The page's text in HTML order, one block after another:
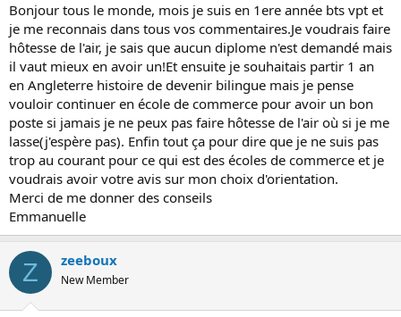
Bonjour tous le monde, mois je suis en 1ere année bts vpt et
je me reconnais dans tous vos commentaires.Je voudrais faire
hôtesse de l'air, je sais que aucun diplome n'est demandé mais
il vaut mieux en avoir un!Et ensuite je souhaitais partir 1 an
en Angleterre histoire de devenir bilingue mais je pense
vouloir continuer en école de commerce pour avoir un bon
poste si jamais je ne peux pas faire hôtesse de l'air où si je me
lasse(j'espère pas). Enfin tout ça pour dire que je ne suis pas
trop au courant pour ce qui est des écoles de commerce et je
voudrais avoir votre avis sur mon choix d'orientation.
Merci de me donner des conseils
Emmanuelle
Z zeeboux
New Member